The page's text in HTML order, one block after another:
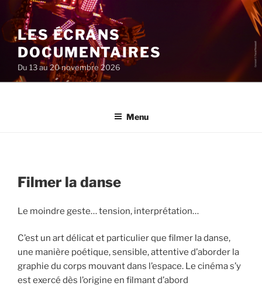
au
contenu
principal
LES ÉCRANS
DOCUMENTAIRES
Du 13 au 20 novembre 2026
Menu
Filmer la danse
Le moindre geste… tension, interprétation…
C’est un art délicat et particulier que filmer la danse,
une manière poétique, sensible, attentive d’aborder la
graphie du corps mouvant dans l’espace. Le cinéma s’y
est exercé dès l’origine en filmant d’abord